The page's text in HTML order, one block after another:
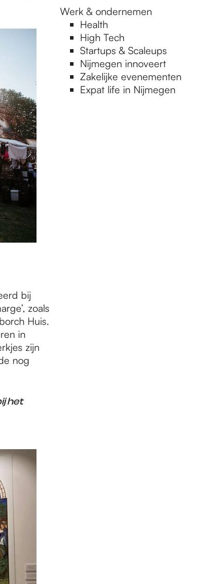
Werk & ondernemen
Health
High Tech
Startups & Scaleups
Nijmegen innoveert
Zakelijke evenementen
Expat life in Nijmegen
bij
zoals
Huis.
in
zijn
nog
het